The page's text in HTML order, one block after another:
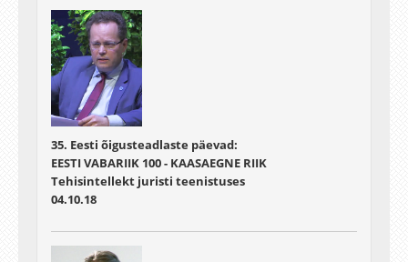
35. Eesti õigusteadlaste päevad:
EESTI VABARIIK 100 - KAASAEGNE RIIK
Tehisintellekt juristi teenistuses
04.10.18